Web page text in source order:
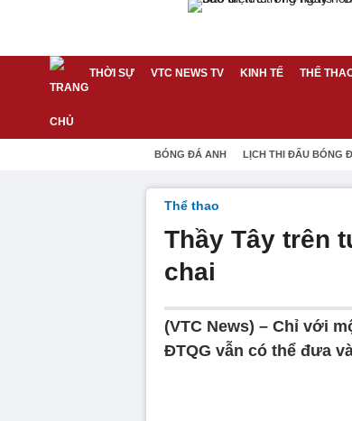
THỜI SỰ VTC NEWS TV KINH TẾ THỂ
BÓNG ĐÁ ANH LỊCH THI ĐẤU BÓNG
Thể thao
Thầy Tây trên
chai
(VTC News) – Chỉ với
ĐTQG vẫn có thể đưa